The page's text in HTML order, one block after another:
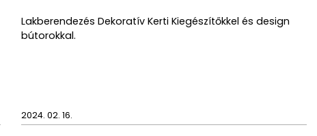
Lakberendezés Dekoratív Kerti Kiegészítőkkel és design
bútorokkal.
2024. 02. 16.